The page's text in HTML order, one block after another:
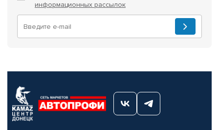
информационных рассылок